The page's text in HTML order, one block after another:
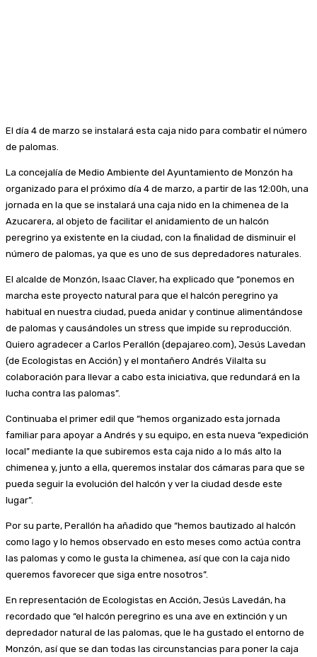
El día 4 de marzo se instalará esta caja nido para combatir el número
de palomas.
La concejalía de Medio Ambiente del Ayuntamiento de Monzón ha
organizado para el próximo día 4 de marzo, a partir de las 12:00h, una
jornada en la que se instalará una caja nido en la chimenea de la
Azucarera, al objeto de facilitar el anidamiento de un halcón
peregrino ya existente en la ciudad, con la finalidad de disminuir el
número de palomas, ya que es uno de sus depredadores naturales.
El alcalde de Monzón, Isaac Claver, ha explicado que “ponemos en
marcha este proyecto natural para que el halcón peregrino ya
habitual en nuestra ciudad, pueda anidar y continue alimentándose
de palomas y causándoles un stress que impide su reproducción.
Quiero agradecer a Carlos Perallón (depajareo.com), Jesús Lavedan
(de Ecologistas en Acción) y el montañero Andrés Vilalta su
colaboración para llevar a cabo esta iniciativa, que redundará en la
lucha contra las palomas”.
Continuaba el primer edil que “hemos organizado esta jornada
familiar para apoyar a Andrés y su equipo, en esta nueva “expedición
local” mediante la que subiremos esta caja nido a lo más alto la
chimenea y, junto a ella, queremos instalar dos cámaras para que se
pueda seguir la evolución del halcón y ver la ciudad desde este
lugar”.
Por su parte, Perallón ha añadido que “hemos bautizado al halcón
como Iago y lo hemos observado en esto meses como actúa contra
las palomas y como le gusta la chimenea, así que con la caja nido
queremos favorecer que siga entre nosotros”.
En representación de Ecologistas en Acción, Jesús Lavedán, ha
recordado que “el halcón peregrino es una ave en extinción y un
depredador natural de las palomas, que le ha gustado el entorno de
Monzón, así que se dan todas las circunstancias para poner la caja